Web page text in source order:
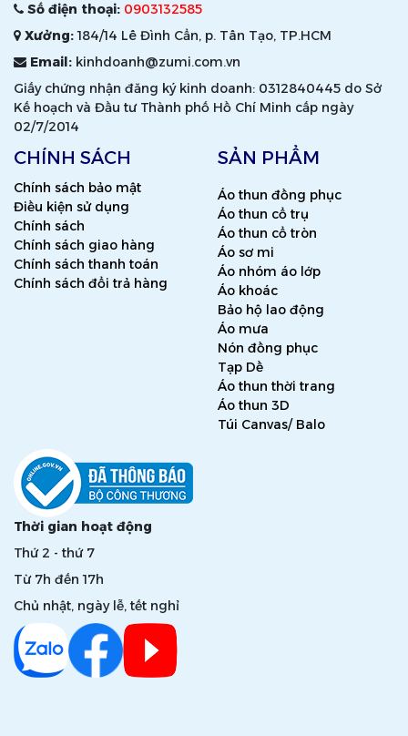
Số điện thoại: 0903132585
Xưởng:184/14 Lê Đình Cẩn, p. Tân Tạo, TP.HCM
Email: kinhdoanh@zumi.com.vn
Giấy chứng nhận đăng ký kinh doanh: 0312840445 do Sở
Kế hoạch và Đầu tư Thành phố Hồ Chí Minh cấp ngày
02/7/2014
CHÍNH SÁCH
Chính sách bảo mật
Điều kiện sử dụng
Chính sách
Chính sách giao hàng
Chính sách thanh toán
Chính sách đổi trả hàng
SẢN PHẨM
Áo thun đồng phục
Áo thun cổ trụ
Áo thun cổ tròn
Áo sơ mi
Áo nhóm áo lớp
Áo khoác
Bảo hộ lao động
Áo mưa
Nón đồng phục
Tạp Dề
Áo thun thời trang
Áo thun 3D
Túi Canvas/ Balo
Thời gian hoạt động
Thứ 2 - thứ 7
Từ 7h đến 17h
Chủ nhật, ngày lễ, tết nghỉ